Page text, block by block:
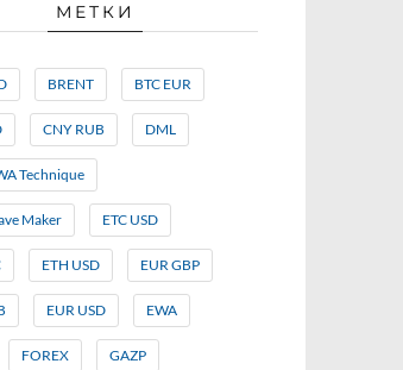
МЕТКИ
BRENT BTC EUR
CNY RUB DML
Technique
Maker ETC USD
ETH USD EUR GBP
EUR USD EWA
FOREX GAZP